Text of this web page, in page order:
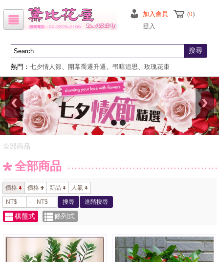
加入會員
登入
(0)
搜尋
熱門：七夕情人節、 開幕喬遷升遷、弔唁追思、玫瑰花束
全部商品
全部商品
價格 價格 新品 人氣
- 搜尋 進階搜尋
棋盤式 條列式